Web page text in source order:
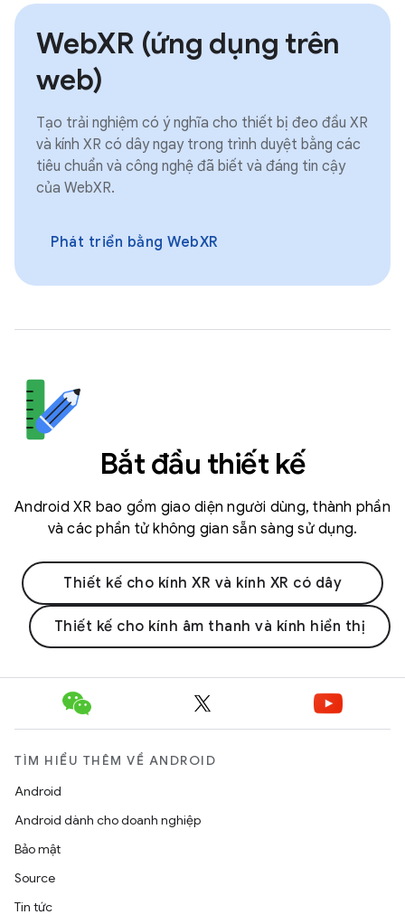
WebXR (ứng dụng trên
web)
Tạo trải nghiệm có ý nghĩa cho thiết bị đeo đầu XR
và kính XR có dây ngay trong trình duyệt bằng các
tiêu chuẩn và công nghệ đã biết và đáng tin cậy
của WebXR.
Phát triển bằng WebXR
Bắt đầu thiết kế
Android XR bao gồm giao diện người dùng, thành phần
và các phần tử không gian sẵn sàng sử dụng.
Thiết kế cho kính XR và kính XR có dây
Thiết kế cho kính âm thanh và kính hiển thị
TÌM HIỂU THÊM VỀ ANDROID
Android
Android dành cho doanh nghiệp
Bảo mật
Source
Tin tức